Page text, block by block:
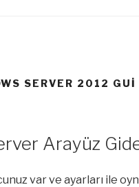
SERVER 2012 GUI
Arayüz
var ve ayarları ile